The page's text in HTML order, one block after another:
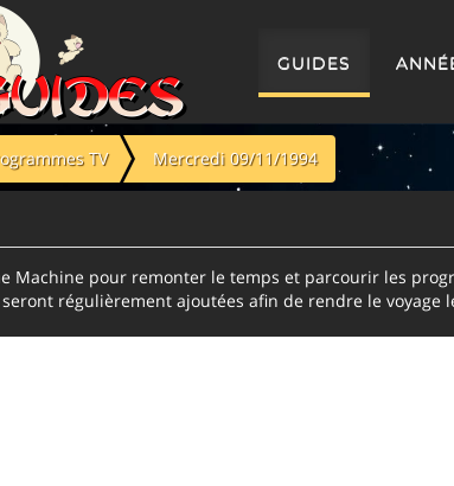
GUIDES
TV Mercredi 09/11/1994
Machine pour remonter le temps et parcourir les
régulièrement ajoutées afin de rendre le voyage